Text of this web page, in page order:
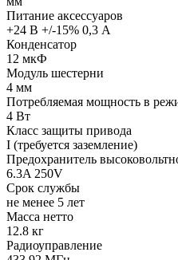
Питание аксессуаров
+24 В +/-15% 0,3 A
Конденсатор
12 мкФ
Модуль шестерни
4 мм
Потребляемая мощность в
4 Вт
Класс защиты привода
I (требуется заземление)
Предохранитель
6.3A 250V
Срок службы
не менее 5 лет
Масса нетто
12.8 кг
Радиоуправление